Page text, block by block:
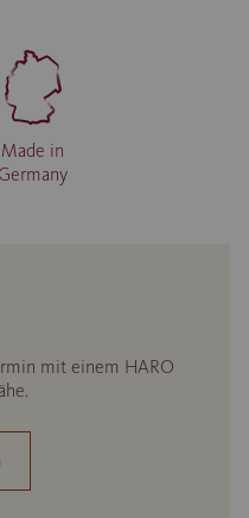
Made in
Germany
mit einem HARO